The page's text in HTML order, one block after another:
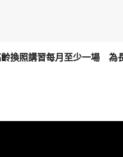
齡換照講習每月至少一場 為